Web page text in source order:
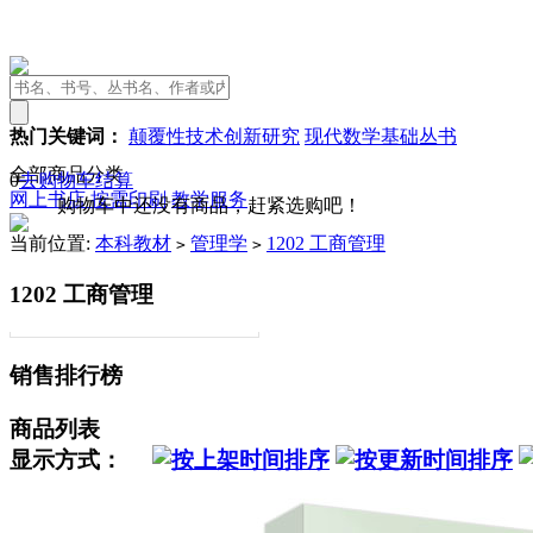
热门关键词： 颠覆性技术创新研究 现代数学基础丛书
0去购物车结算
购物车中还没有商品，赶紧选购吧！
全部商品分类
网上书店按需印刷 教学服务
当前位置: 本科教材 > 管理学 > 1202 工商管理
1202 工商管理
销售排行榜
商品列表
显示方式：